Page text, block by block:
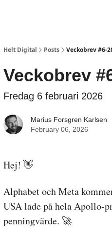
Helt Digital Posts Veckobrev #6-
Veckobrev
Fredag 6 februari 2026
Marius Forsgren Karlsen
February 06, 2026
Hej! 👋
Alphabet och Meta
USA lade på hela Apollo-
penningvärde. 🚀